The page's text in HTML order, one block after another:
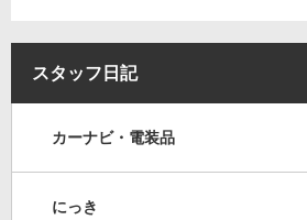
スタッフ日記
カーナビ・電装品
にっき